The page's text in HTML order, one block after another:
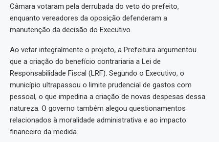
Câmara votaram pela derrubada do veto do prefeito,
enquanto vereadores da oposição defenderam a
manutenção da decisão do Executivo.
Ao vetar integralmente o projeto, a Prefeitura argumentou
que a criação do benefício contrariaria a Lei de
Responsabilidade Fiscal (LRF). Segundo o Executivo, o
município ultrapassou o limite prudencial de gastos com
pessoal, o que impediria a criação de novas despesas dessa
natureza. O governo também alegou questionamentos
relacionados à moralidade administrativa e ao impacto
financeiro da medida.